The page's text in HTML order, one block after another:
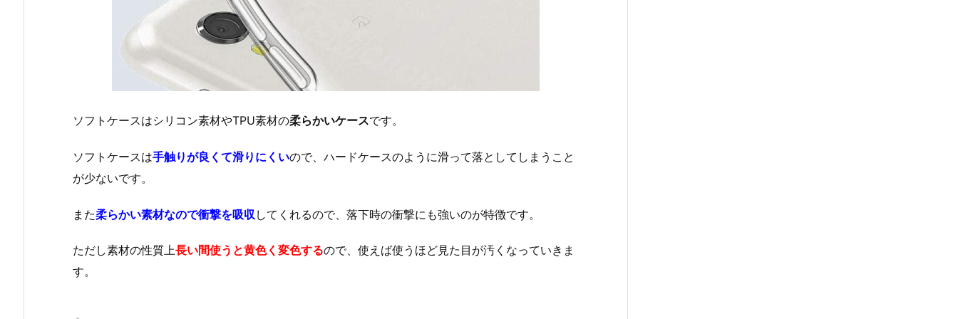
ソフトケースはシリコン素材やTPU素材の柔らかいケースです。
ソフトケースは手触りが良くて滑りにくいので、ハードケースのように滑って落としてしまうこと
が少ないです。
また柔らかい素材なので衝撃を吸収 してくれるので、落下時の衝撃にも強いのが特徴です。
ただし素材の性質上長い間使うと黄色く変色するので、使えば使うほど見た目が汚くなっていきま
す。